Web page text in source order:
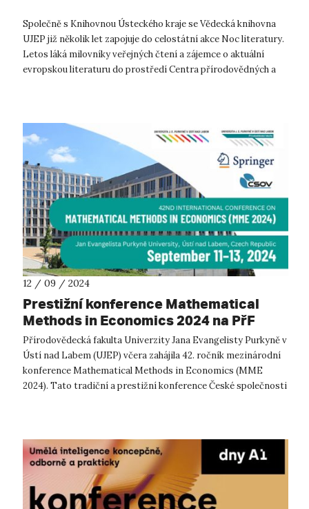
Společně s Knihovnou Ústeckého kraje se Vědecká knihovna
UJEP již několik let zapojuje do celostátní akce Noc literatury.
Letos láká milovníky veřejných čtení a zájemce o aktuální
evropskou literaturu do prostředí Centra přírodovědných a
12 / 09 / 2024
Prestižní konference Mathematical
Methods in Economics 2024 na PřF
UJEP
Přírodovědecká fakulta Univerzity Jana Evangelisty Purkyně v
Ústí nad Labem (UJEP) včera zahájila 42. ročník mezinárodní
konference Mathematical Methods in Economics (MME
2024). Tato tradiční a prestižní konference České společnosti